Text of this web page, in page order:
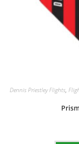
Dennis Priestley Flights,